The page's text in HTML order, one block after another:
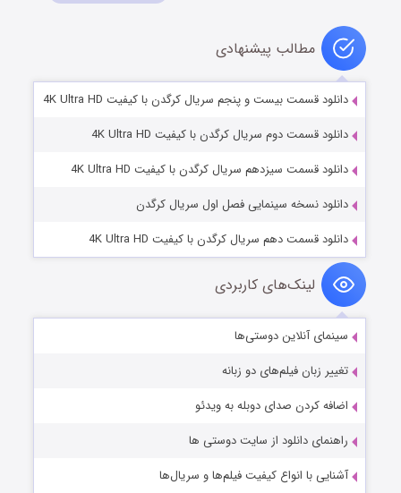
مطالب پیشنهادی
دانلود قسمت بیست و پنجم سریال کرگدن با کیفیت 4K Ultra HD
دانلود قسمت دوم سریال کرگدن با کیفیت 4K Ultra HD
دانلود قسمت سیزدهم سریال کرگدن با کیفیت 4K Ultra HD
دانلود نسخه سینمایی فصل اول سریال کرگدن
دانلود قسمت دهم سریال کرگدن با کیفیت 4K Ultra HD
لینک‌های کاربردی
سینمای آنلاین دوستی‌ها
تغییر زبان فیلم‌های دو زبانه
اضافه کردن صدای دوبله به ویدئو
راهنمای دانلود از سایت دوستی ها
آشنایی با انواع کیفیت فیلم‌ها و سریال‌ها